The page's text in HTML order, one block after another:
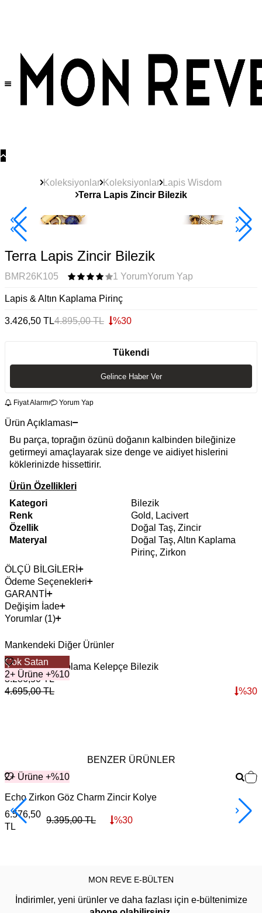
Koleksiyonlar Koleksiyonlar Lapis Wisdom
Terra Lapis Zincir Bilezik
2+ Ürüne +%10
Terra Lapis Zincir Bilezik
BMR26K105 1 YorumYorum Yap
Lapis & Altın Kaplama Pirinç
3.426,50 TL4.895,00TL %30
Tükendi
Gelince Haber Ver
Fiyat Alarmı Yorum Yap
Ürün Açıklaması
Bu parça, toprağın özünü doğanın kalbinden bileğinize
getirmeyi amaçlayarak size denge ve aidiyet hislerini
köklerinizde hissettirir.
Ürün Özellikleri
Kategori
Bilezik
Renk
Gold, Lacivert
Özellik
Doğal Taş, Zincir
Materyal
Doğal Taş, Altın Kaplama
Pirinç, Zirkon
ÖLÇÜ BİLGİLERİ
Ödeme Seçenekleri
GARANTİ
Değişim İade
Yorumlar (1)
Mankendeki Diğer Ürünler
Çok Satan
2+ Ürüne +%10
Mystic Altın Kaplama Kelepçe Bilezik
3.286,50TL
4.695,00TL %30
BENZER ÜRÜNLER
2+ Ürüne +%10
Echo Zirkon Göz Charm Zincir Kolye
6.576,50
TL
9.395,00TL %30
MON REVE E-BÜLTEN
İndirimler, yeni ürünler ve daha fazlası için e-bültenimize